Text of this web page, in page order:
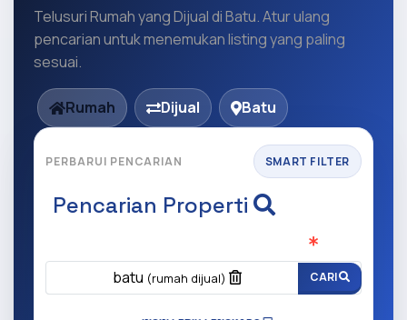
Telusuri Rumah yang Dijual di Batu. Atur ulang
pencarian untuk menemukan listing yang paling
sesuai.
Rumah Dijual Batu
PERBARUI PENCARIAN SMART FILTER
Pencarian Properti
batu (rumah dijual) CARI